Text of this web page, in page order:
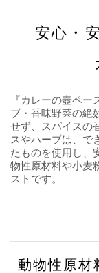
安心・
『カレーの壺ペ
ブ・香味野菜の絶
せず、スパイスの
スやハーブは、で
たものを使用し、
物性原材料や小麦
ストです。
動物性原材